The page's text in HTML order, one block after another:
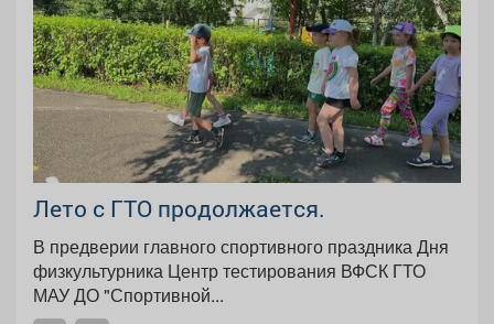
Лето с ГТО продолжается.
В предверии главного спортивного праздника Дня
физкультурника Центр тестирования ВФСК ГТО
МАУ ДО "Спортивной...